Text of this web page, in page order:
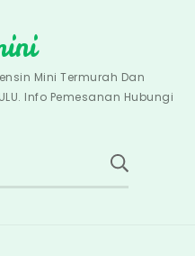
Mini Termurah Dan
Info Pemesanan Hubungi